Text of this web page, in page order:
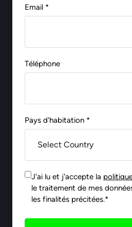
Email *
Téléphone
Pays d'habitation *
J'ai lu et j'accepte la
le traitement de mes
les finalités précitées.*